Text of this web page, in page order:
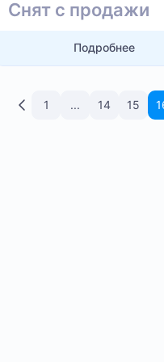
Снят с продажи
Подробнее
1 ... 14 15